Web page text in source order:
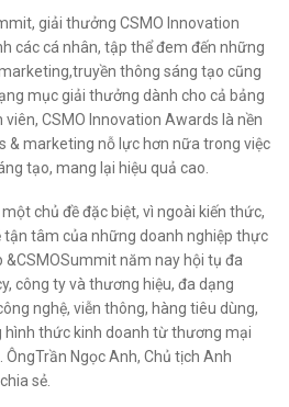
giải thưởng CSMO Innovation
các cá nhân, tập thể đem đến những
thông sáng tạo cũng
mục giải thưởng dành cho cả bảng
CSMO Innovation Awards là nền
& marketing nỗ lực hơn nữa trong việc
tạo, mang lại hiệu quả cao.
chủ đề đặc biệt, vì ngoài kiến thức,
tận tâm của những doanh nghiệp thực
&CSMOSummit năm nay hội tụ đa
công ty và thương hiệu, đa dạng
nghệ, viễn thông, hàng tiêu dùng,
hình thức kinh doanh từ thương mại
ÔngTrần Ngọc Anh, Chủ tịch Anh
sẻ.